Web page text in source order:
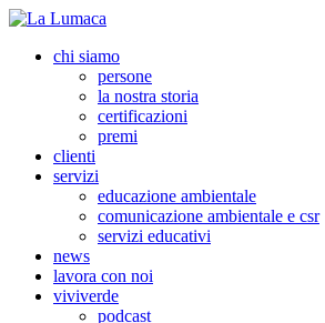
chi siamo
persone
la nostra storia
certificazioni
premi
clienti
servizi
educazione ambientale
comunicazione ambientale e csr
servizi educativi
news
lavora con noi
viviverde
podcast